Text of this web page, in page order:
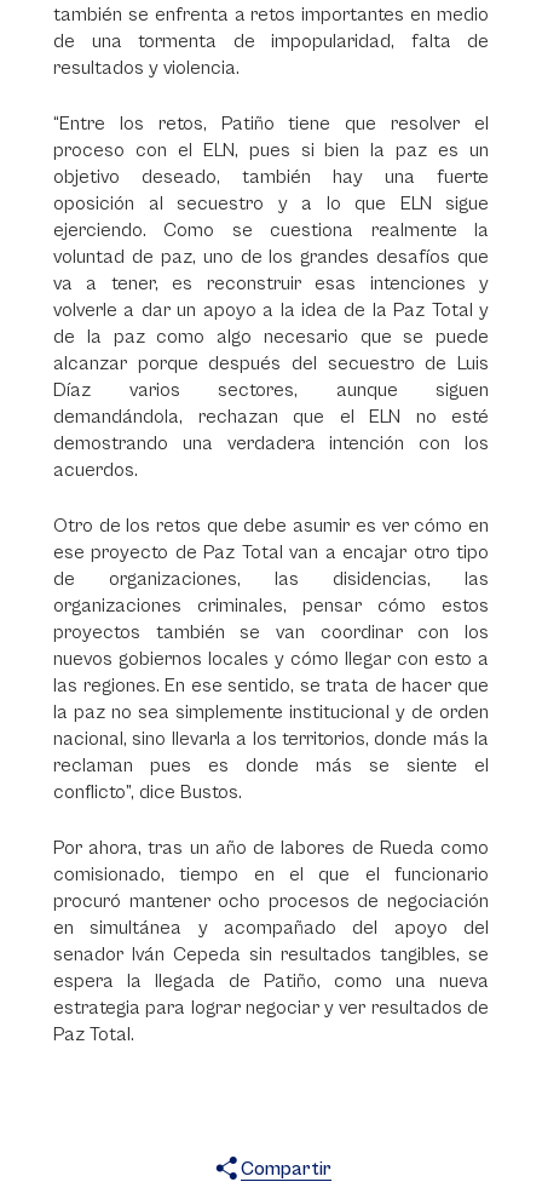
también se enfrenta a retos importantes en medio
de una tormenta de impopularidad, falta de
resultados y violencia.
“Entre los retos, Patiño tiene que resolver el
proceso con el ELN, pues si bien la paz es un
objetivo deseado, también hay una fuerte
oposición al secuestro y a lo que ELN sigue
ejerciendo. Como se cuestiona realmente la
voluntad de paz, uno de los grandes desafíos que
va a tener, es reconstruir esas intenciones y
volverle a dar un apoyo a la idea de la Paz Total y
de la paz como algo necesario que se puede
alcanzar porque después del secuestro de Luis
Díaz varios sectores, aunque siguen
demandándola, rechazan que el ELN no esté
demostrando una verdadera intención con los
acuerdos.
Otro de los retos que debe asumir es ver cómo en
ese proyecto de Paz Total van a encajar otro tipo
de organizaciones, las disidencias, las
organizaciones criminales, pensar cómo estos
proyectos también se van coordinar con los
nuevos gobiernos locales y cómo llegar con esto a
las regiones. En ese sentido, se trata de hacer que
la paz no sea simplemente institucional y de orden
nacional, sino llevarla a los territorios, donde más la
reclaman pues es donde más se siente el
conflicto”, dice Bustos.
Por ahora, tras un año de labores de Rueda como
comisionado, tiempo en el que el funcionario
procuró mantener ocho procesos de negociación
en simultánea y acompañado del apoyo del
senador Iván Cepeda sin resultados tangibles, se
espera la llegada de Patiño, como una nueva
estrategia para lograr negociar y ver resultados de
Paz Total.
Compartir